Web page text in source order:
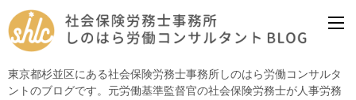
東京都杉並区にある社会保険労務士事務所しのはら労働コンサルタ
ントのブログです。元労働基準監督官の社会保険労務士が人事労務